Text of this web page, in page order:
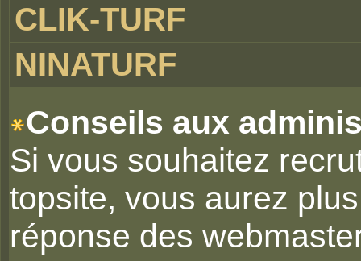
CLIK-TURF
NINATURF
Conseils aux
Si vous souhaitez
topsite, vous aurez
réponse des